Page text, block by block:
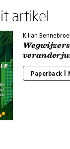
artikel
Kilian
Paperback |